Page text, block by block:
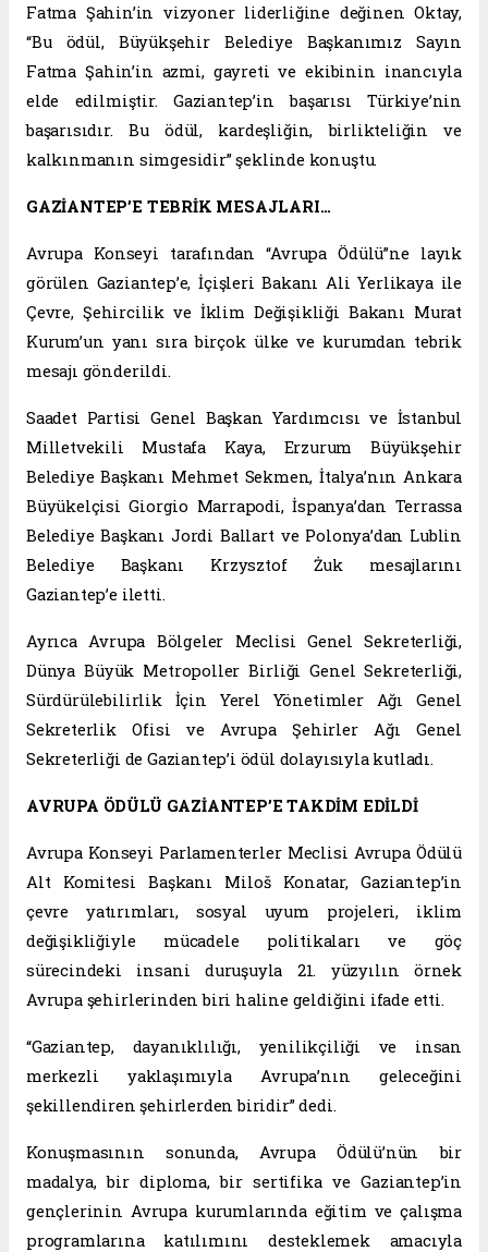
Fatma Şahin’in vizyoner liderliğine değinen Oktay,
“Bu ödül, Büyükşehir Belediye Başkanımız Sayın
Fatma Şahin’in azmi, gayreti ve ekibinin inancıyla
elde edilmiştir. Gaziantep’in başarısı Türkiye’nin
başarısıdır. Bu ödül, kardeşliğin, birlikteliğin ve
kalkınmanın simgesidir” şeklinde konuştu.
GAZİANTEP’E TEBRİK MESAJLARI…
Avrupa Konseyi tarafından “Avrupa Ödülü”ne layık
görülen Gaziantep’e, İçişleri Bakanı Ali Yerlikaya ile
Çevre, Şehircilik ve İklim Değişikliği Bakanı Murat
Kurum’un yanı sıra birçok ülke ve kurumdan tebrik
mesajı gönderildi.
Saadet Partisi Genel Başkan Yardımcısı ve İstanbul
Milletvekili Mustafa Kaya, Erzurum Büyükşehir
Belediye Başkanı Mehmet Sekmen, İtalya’nın Ankara
Büyükelçisi Giorgio Marrapodi, İspanya’dan Terrassa
Belediye Başkanı Jordi Ballart ve Polonya’dan Lublin
Belediye Başkanı Krzysztof Żuk mesajlarını
Gaziantep’e iletti.
Ayrıca Avrupa Bölgeler Meclisi Genel Sekreterliği,
Dünya Büyük Metropoller Birliği Genel Sekreterliği,
Sürdürülebilirlik İçin Yerel Yönetimler Ağı Genel
Sekreterlik Ofisi ve Avrupa Şehirler Ağı Genel
Sekreterliği de Gaziantep’i ödül dolayısıyla kutladı.
AVRUPA ÖDÜLÜ GAZİANTEP’E TAKDİM EDİLDİ
Avrupa Konseyi Parlamenterler Meclisi Avrupa Ödülü
Alt Komitesi Başkanı Miloš Konatar, Gaziantep’in
çevre yatırımları, sosyal uyum projeleri, iklim
değişikliğiyle mücadele politikaları ve göç
sürecindeki insani duruşuyla 21. yüzyılın örnek
Avrupa şehirlerinden biri haline geldiğini ifade etti.
“Gaziantep, dayanıklılığı, yenilikçiliği ve insan
merkezli yaklaşımıyla Avrupa’nın geleceğini
şekillendiren şehirlerden biridir” dedi.
Konuşmasının sonunda, Avrupa Ödülü’nün bir
madalya, bir diploma, bir sertifika ve Gaziantep’in
gençlerinin Avrupa kurumlarında eğitim ve çalışma
programlarına katılımını desteklemek amacıyla